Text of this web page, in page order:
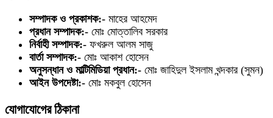
সম্পাদক ও প্রকাশক:- মাহের আহমেদ
প্রধান সম্পাদক:- মোঃ মোত্তালিব সরকার
নির্বাহী সম্পাদক:- ফখরুল আলম সাজু
বার্তা সম্পাদক:- মোঃ আকাশ হোসেন
অনুসন্ধান ও মাল্টিমিডিয়া প্রধান:- মোঃ জাহিদুল ইসলাম খন্দকার (সুমন)
আইন উপদেষ্টা:- মোঃ মকবুল হোসেন
যোগাযোগের ঠিকানা